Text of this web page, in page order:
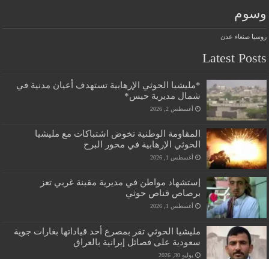
وسوم
روسيا صنعاء عدن
Latest Posts
*مليشيا الحوثي الإرهابية تستهدف أعيان مدنية في
شمال مديرية حيس*
أغسطس 2, 2026
المقاومة الوطنية تخوض اشتباكات مع مليشيا
الحوثي الإرهابية في محور البرح
أغسطس 1, 2026
إستشهاد مواطن في مديرية مقبنة غربي تعز
برصاص قناص حوثي
أغسطس 1, 2026
مليشيا الحوثي تقر بمصرع أحد قياداتها بغارات جوية
سعودية على فصائل إيرانية بالعراق
يوليو 30, 2026